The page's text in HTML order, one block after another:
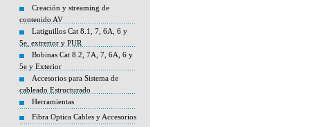
Creación y streaming de
contenido AV
Latiguillos Cat 8.1, 7, 6A, 6 y
5e, extrerior y PUR
Bobinas Cat 8.2, 7A, 7, 6A, 6 y
5e y Exterior
Accesorios para Sistema de
cableado Estructurado
Herramientas
Fibra Optica Cables y Accesorios